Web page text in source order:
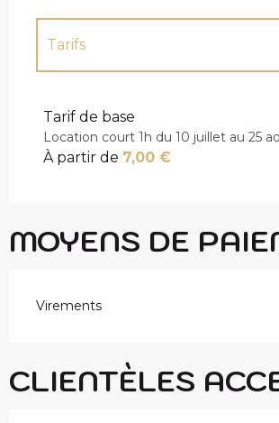
Tarifs
Tarif de base
Location court 1h du 10 juillet au 25
À partir de 7,00 €
MOYENS DE
Virements
CLIENTÈLES